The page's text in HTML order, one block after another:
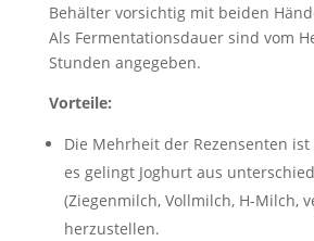
Behälter vorsichtig mit beiden
Als Fermentationsdauer sind vom
Stunden angegeben.
Vorteile:
Die Mehrheit der Rezensenten
es gelingt Joghurt aus
(Ziegenmilch, Vollmilch, H-Milch,
herzustellen.